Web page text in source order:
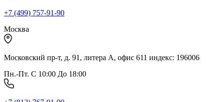
+7 (499) 757-91-90
Москва
Московский пр-т, д. 91, литера А, офис 611 индекс: 196006
Пн.-Пт. С 10:00 До 18:00